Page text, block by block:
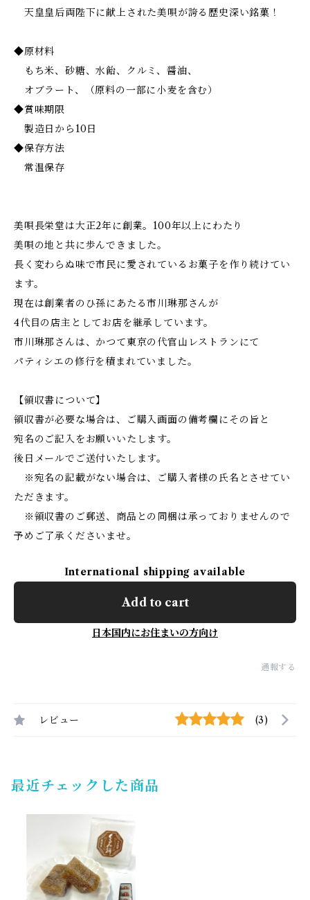
天皇皇后両陛下に献上された美唄が誇る歴史深い銘菓！
◆原材料
もち米、砂糖、水飴、クルミ、醤油、
オブラート、（原料の一部に小麦を含む）
◆賞味期限
製造日から10日
◆保存方法
常温保存
美唄長栄堂は大正2年に創業。100年以上にわたり
美唄の地と共に歩んできました。
長く変わらぬ味で市民に愛されているお菓子を作り続けてい
ます。
現在は創業者のひ孫にあたる市川琳那さんが
4代目の店主としてお店を継承しています。
市川琳那さんは、かつて東京の代官山レストランにて
パティシエの修行を積まれていました。
【領収書について】
領収書が必要な場合は、ご購入画面の備考欄にその旨と
宛名のご記入をお願いいたします。
後日メールでご送付いたします。
※宛名の記載がない場合は、ご購入者様の氏名とさせてい
ただきます。
※領収書のご郵送、商品との同梱は承っておりませんので
予めご了承くださいませ。
International shipping available
Add to cart
日本国内にお住まいの方向け
通報する
レビュー (3)
最近チェックした商品